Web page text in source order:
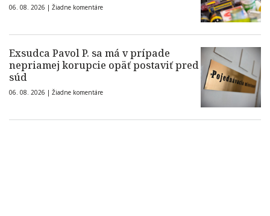
06. 08. 2026 | Žiadne komentáre
Exsudca Pavol P. sa má v prípade
nepriamej korupcie opäť postaviť pred
súd
06. 08. 2026 | Žiadne komentáre